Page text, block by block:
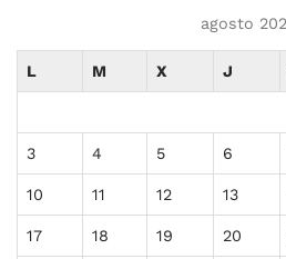
agosto
L M X J
3 4 5 6
10 11 12 13
17 18 19 20